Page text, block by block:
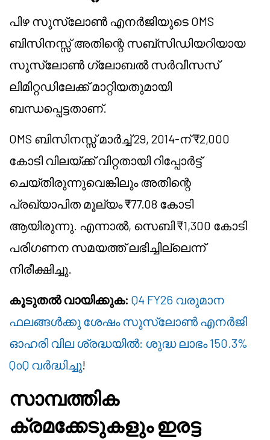
പിഴ സുസ്ലോൺ എനർജിയുടെ OMS
ബിസിനസ്സ് അതിന്റെ സബ്സിഡിയറിയായ
സുസ്ലോൺ ഗ്ലോബൽ സർവീസസ്
ലിമിറ്റഡിലേക്ക് മാറ്റിയതുമായി
ബന്ധപ്പെട്ടതാണ്.
OMS ബിസിനസ്സ് മാർച്ച് 29, 2014-ന് ₹2,000
കോടി വിലയ്ക്ക് വിറ്റതായി റിപ്പോർട്ട്
ചെയ്തിരുന്നുവെങ്കിലും അതിന്റെ
പ്രഖ്യാപിത മൂല്യം ₹77.08 കോടി
ആയിരുന്നു. എന്നാൽ, സെബി ₹1,300 കോടി
പരിഗണന സമയത്ത് ലഭിച്ചില്ലെന്ന്
നിരീക്ഷിച്ചു.
കൂടുതൽ വായിക്കുക: Q4 FY26 വരുമാന
ഫലങ്ങൾക്കു ശേഷം സുസ്ലോൺ എനർജി
ഓഹരി വില ശ്രദ്ധയിൽ: ശുദ്ധ ലാഭം 150.3%
QoQ വർദ്ധിച്ചു!
സാമ്പത്തിക
ക്രമക്കേടുകളും ഇരട്ട